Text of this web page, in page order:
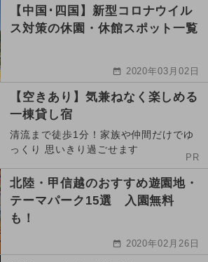
【中国･四国】新型コロナウイル
ス対策の休園・休館スポット一覧
2020年03月02日
【空きあり】気兼ねなく楽しめる
一棟貸し宿
清流まで徒歩1分！家族や仲間だけでゆ
っくり 思いきり過ごせます
PR
北陸・甲信越のおすすめ遊園地・
テーマパーク15選 入園無料
も！
2020年02月26日